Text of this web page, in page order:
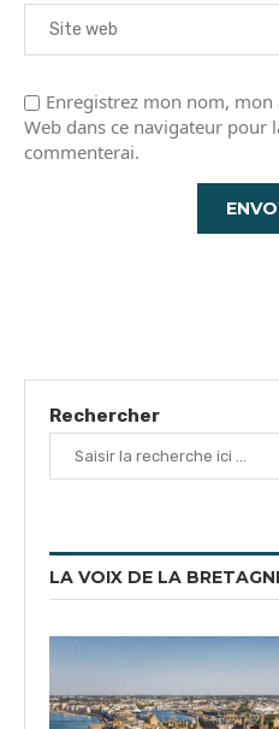
Enregistrez mon nom,
Web dans ce navigateur pour
commenterai.
Rechercher
LA VOIX DE LA